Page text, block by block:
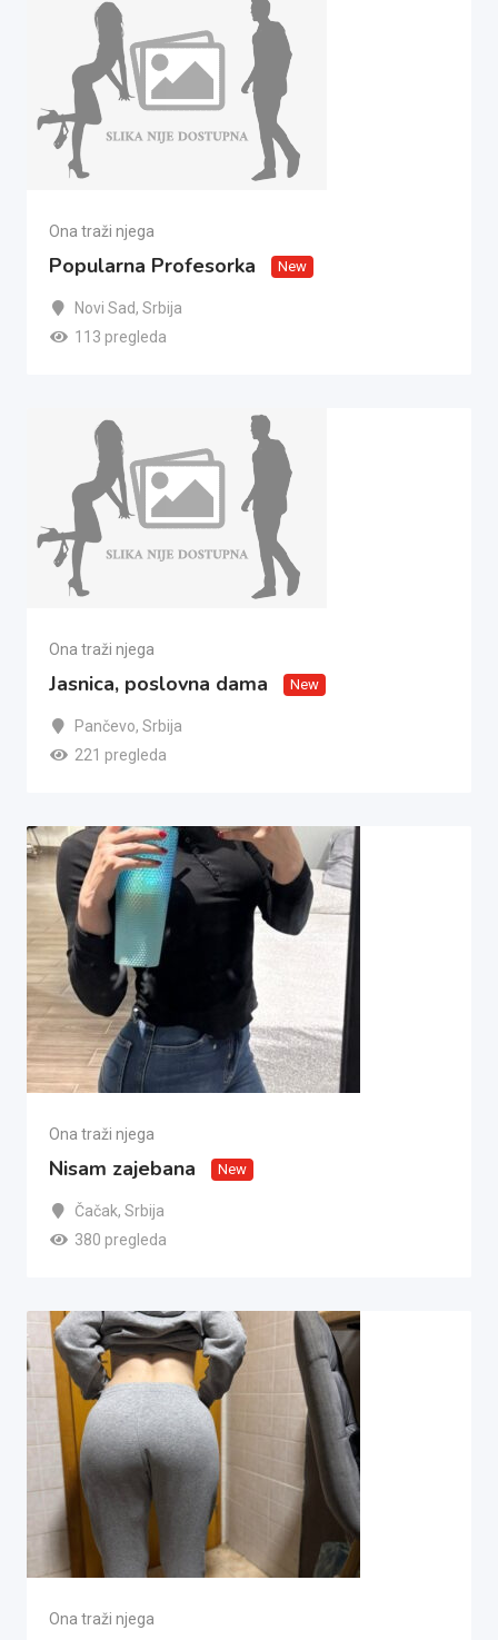
Ona traži njega
Popularna Profesorka New
Novi Sad, Srbija
113 pregleda
Ona traži njega
Jasnica, poslovna dama New
Pančevo, Srbija
221 pregleda
Ona traži njega
Nisam zajebana New
Čačak, Srbija
380 pregleda
Ona traži njega